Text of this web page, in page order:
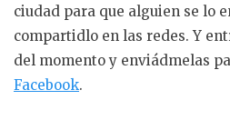
ciudad para que alguien se lo
compartidlo en las redes. Y
del momento y enviádmelas
Facebook.